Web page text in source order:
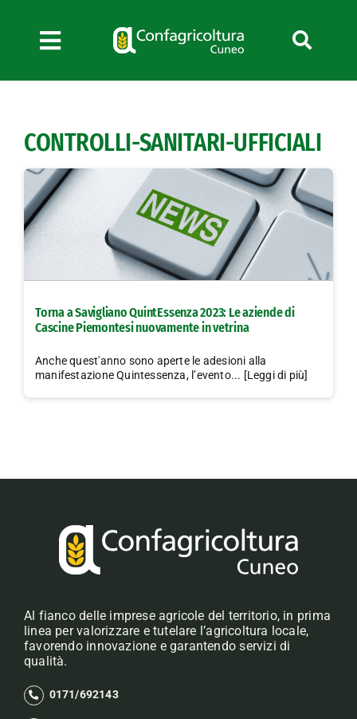
contenuto
Toggle
Navigation
News
Bandi
Formazione
Convenzioni
L’Agricoltore cuneese
Lavora con noi
CONTROLLI-SANITARI-UFFICIALI
Torna a Savigliano QuintEssenza 2023: Le aziende di
Cascine Piemontesi nuovamente in vetrina
Anche quest'anno sono aperte le adesioni alla
manifestazione Quintessenza, l’evento... [Leggi di più]
Al fianco delle imprese agricole del territorio, in prima
linea per valorizzare e tutelare l’agricoltura locale,
favorendo innovazione e garantendo servizi di
qualità.
0171/692143